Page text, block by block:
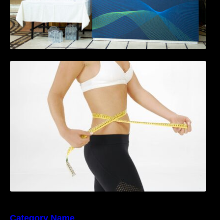
Tratamentul Wegovy® generează o scădere
în greutate de până la 22,6% la femei în
perioada menopauzei și reduce la jumătate
riscul de migrene
Category Name